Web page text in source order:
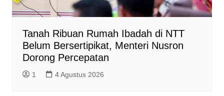
Tanah Ribuan Rumah Ibadah di NTT
Belum Bersertipikat, Menteri Nusron
Dorong Percepatan
1 4 Agustus 2026